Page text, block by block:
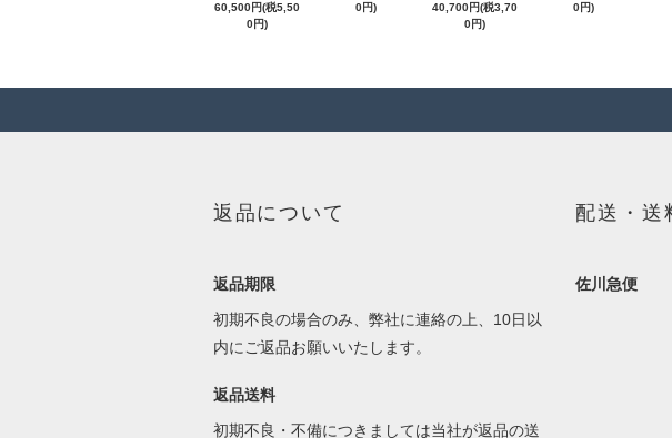
60,500円(税5,50
0円)
0円)
40,700円(税3,70
0円)
0円)
返品について
返品期限
初期不良の場合のみ、弊社に連絡の上、10日以
内にご返品お願いいたします。
返品送料
初期不良・不備につきましては当社が返品の送
配送・送
佐川急便